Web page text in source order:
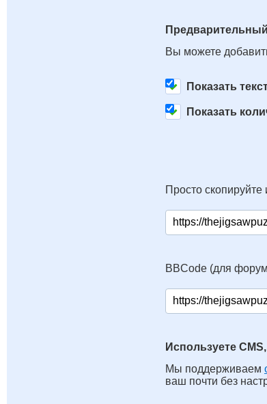
Вы можете
Показать
Показать
Просто скопируйте
BBCode (для
Используете
Мы поддерживаем
ваш почти без